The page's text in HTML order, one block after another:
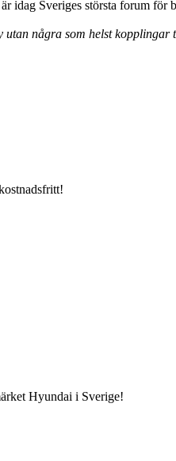
idag Sveriges största forum för
utan några som helst
Hyundai i Sverige!